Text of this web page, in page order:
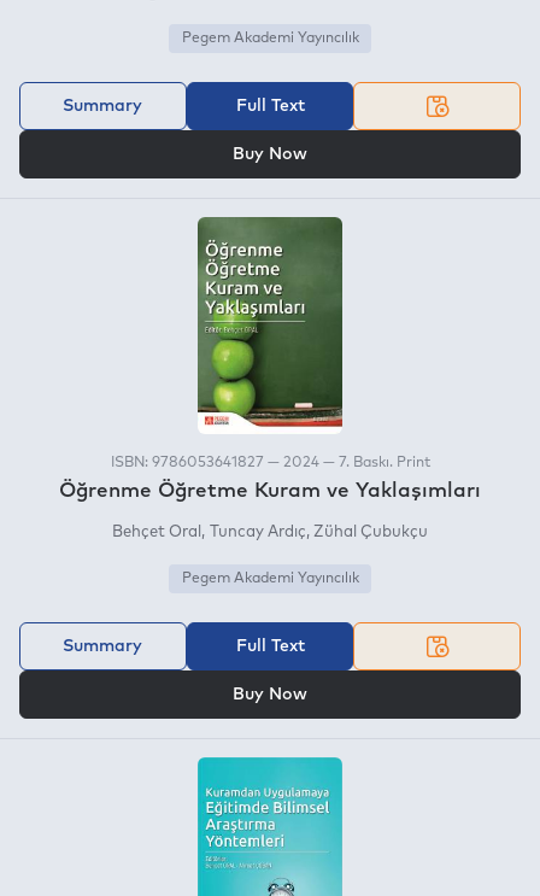
Pegem Akademi Yayıncılık
Summary Full Text
Buy Now
ISBN: 9786053641827 — 2024 — 7. Baskı. Print
Öğrenme Öğretme Kuram ve Yaklaşımları
Behçet Oral Tuncay Ardıç Zühal Çubukçu
Pegem Akademi Yayıncılık
Summary Full Text
Buy Now